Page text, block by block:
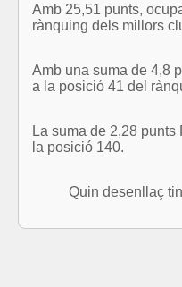
Amb 25,51 punts,
rànquing dels millors
Amb una suma de 4,8
a la posició 41 del
La suma de 2,28 punts
la posició 140.
Quin desenllaç